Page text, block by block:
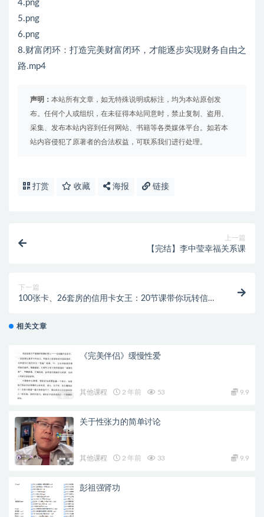
4.png
5.png
6.png
8.财富闭环：打造完美财富闭环，才能逐步实现财务自由之
路.mp4
声明： 本站所有文章，如无特殊说明或标注，均为本站原创发
布。任何个人或组织，在未征得本站同意时，禁止复制、盗用、
采集、发布本站内容到任何网站、书籍等各类媒体平台。如若本
站内容侵犯了原著者的合法权益，可联系我们进行处理。
打赏 收藏 海报 链接
上一篇
【完结】李中莹幸福关系课
下一篇
100张卡、26套房的信用卡女王：20节课带你玩转信用
相关文章
《完美伴侣》缓慢性爱
其他课程 2 年前 53 9.9
关于性张力的简单讨论
其他课程 2 年前 33 9.9
彭祖强肾功